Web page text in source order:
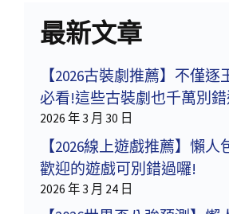
最新文章
【2026古裝劇推薦】不僅
必看!這些古裝劇也千萬別
2026 年 3 月 30 日
【2026線上遊戲推薦】懶人
歡迎的遊戲可別錯過囉!
2026 年 3 月 24 日